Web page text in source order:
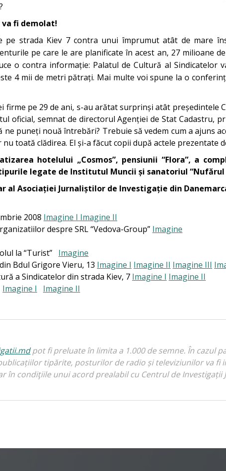
va fi demolat!
pe strada Kiev 7 contra unui împrumut atât de mare
pe care le are planificate în acest an, 27 milioane
o contra informație: Palatul de Cultură al Sindicatelor
4 mii de metri pătrați. Mai multe voi spune la o
pe 29 de ani, s-au arătat surprinși atât președintele
oficial, semnat de directorul Agenției de Stat Cadastru,
ne puneți nouă întrebări? Trebuie să vedem cum a ajuns
toată clădirea. El și-a făcut copii după actele prezentate
hotelului „Cosmos”, pensiunii “Flora”, a
legate de Institutul Muncii și sanatoriul “Nufărul
Asociației Jurnaliștilor de Investigație din Danemarca
2008 Imagine I Imagine II
despre SRL “Vedova-Group” Imagine
la “Turist” Imagine
Bdul Grigore Vieru, 13 Imagine I Imagine II Imagine III
a Sindicatelor din strada Kiev, 7 Imagine I Imagine II
Imagine I Imagine II
pot fi preluate în limita a 1.000 de semne. În cazul
tipărite, posturilor de radio și televiziunilor va fi
în condiţiile unui acord prealabil cu Centrul de Investigații